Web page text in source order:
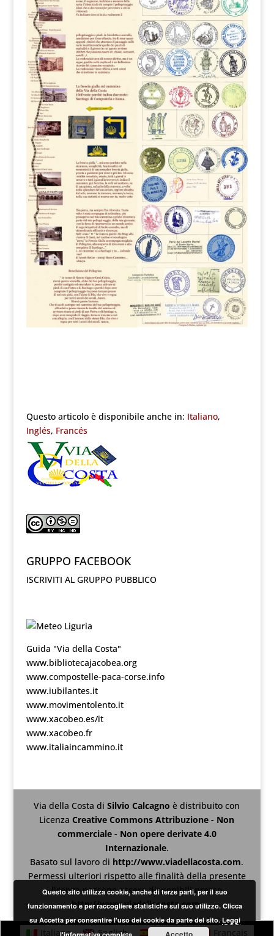
Questo articolo è disponibile anche in: Italiano
Inglés Francés
GRUPPO FACEBOOK
ISCRIVITI AL GRUPPO PUBBLICO
Guida "Via della Costa"
www.bibliotecajacobea.org
www.compostelle-paca-corse.info
www.iubilantes.it
www.movimentolento.it
www.xacobeo.es/it
www.xacobeo.fr
www.italiaincammino.it
Via della Costa diSilvio Calcagnoè distribuito con
LicenzaCreative Commons Attribuzione - Non
commerciale - Non opere derivate 4.0
Internazionale.
Basato sul lavoro di http://www.viadellacosta.com.
Permessi ulteriori rispetto alle finalità della presente
licenza possono essere disponibili presso
http://www.viadellacosta.com.
Italiano English Español Français
Questo sito utilizza cookie, anche di terze parti, per il suo
funzionamento e per raccogliere statistiche sul suo utilizzo. Clicca
su Accetta per consentire l'uso dei cookie da parte del sito.Leggi